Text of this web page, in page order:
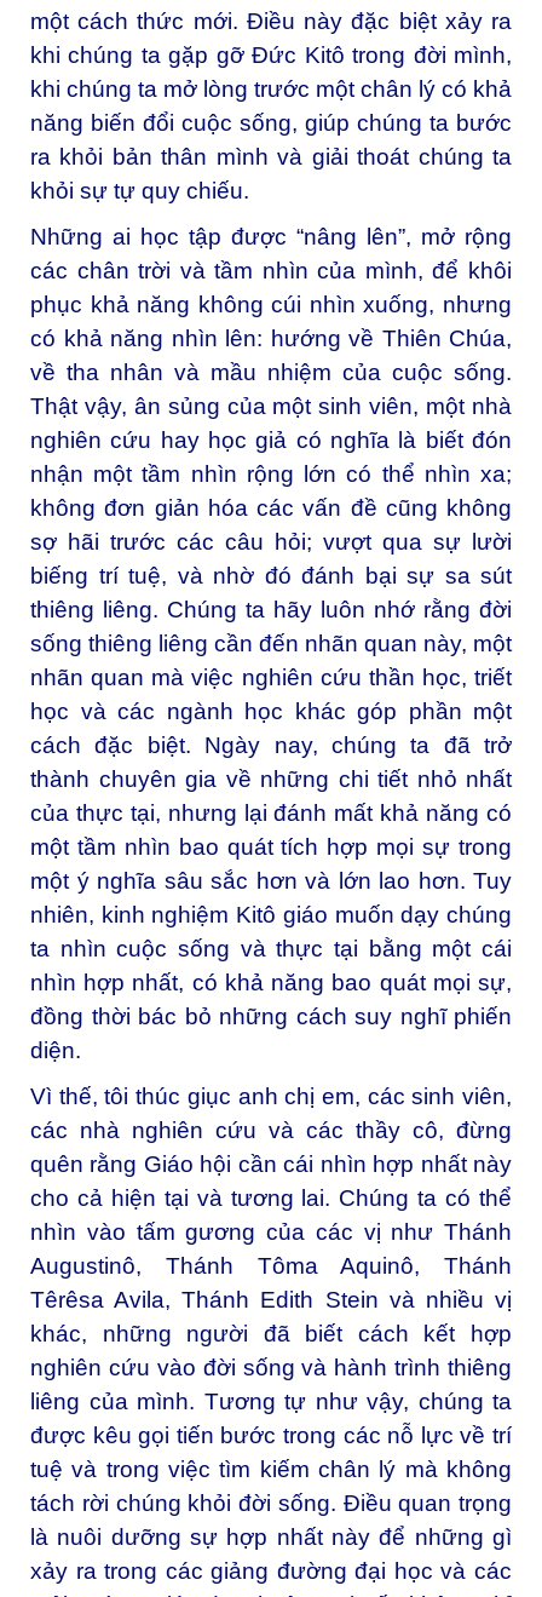
một cách thức mới. Điều này đặc biệt xảy ra
khi chúng ta gặp gỡ Đức Kitô trong đời mình,
khi chúng ta mở lòng trước một chân lý có khả
năng biến đổi cuộc sống, giúp chúng ta bước
ra khỏi bản thân mình và giải thoát chúng ta
khỏi sự tự quy chiếu.
Những ai học tập được “nâng lên”, mở rộng
các chân trời và tầm nhìn của mình, để khôi
phục khả năng không cúi nhìn xuống, nhưng
có khả năng nhìn lên: hướng về Thiên Chúa,
về tha nhân và mầu nhiệm của cuộc sống.
Thật vậy, ân sủng của một sinh viên, một nhà
nghiên cứu hay học giả có nghĩa là biết đón
nhận một tầm nhìn rộng lớn có thể nhìn xa;
không đơn giản hóa các vấn đề cũng không
sợ hãi trước các câu hỏi; vượt qua sự lười
biếng trí tuệ, và nhờ đó đánh bại sự sa sút
thiêng liêng. Chúng ta hãy luôn nhớ rằng đời
sống thiêng liêng cần đến nhãn quan này, một
nhãn quan mà việc nghiên cứu thần học, triết
học và các ngành học khác góp phần một
cách đặc biệt. Ngày nay, chúng ta đã trở
thành chuyên gia về những chi tiết nhỏ nhất
của thực tại, nhưng lại đánh mất khả năng có
một tầm nhìn bao quát tích hợp mọi sự trong
một ý nghĩa sâu sắc hơn và lớn lao hơn. Tuy
nhiên, kinh nghiệm Kitô giáo muốn dạy chúng
ta nhìn cuộc sống và thực tại bằng một cái
nhìn hợp nhất, có khả năng bao quát mọi sự,
đồng thời bác bỏ những cách suy nghĩ phiến
diện.
Vì thế, tôi thúc giục anh chị em, các sinh viên,
các nhà nghiên cứu và các thầy cô, đừng
quên rằng Giáo hội cần cái nhìn hợp nhất này
cho cả hiện tại và tương lai. Chúng ta có thể
nhìn vào tấm gương của các vị như Thánh
Augustinô, Thánh Tôma Aquinô, Thánh
Têrêsa Avila, Thánh Edith Stein và nhiều vị
khác, những người đã biết cách kết hợp
nghiên cứu vào đời sống và hành trình thiêng
liêng của mình. Tương tự như vậy, chúng ta
được kêu gọi tiến bước trong các nỗ lực về trí
tuệ và trong việc tìm kiếm chân lý mà không
tách rời chúng khỏi đời sống. Điều quan trọng
là nuôi dưỡng sự hợp nhất này để những gì
xảy ra trong các giảng đường đại học và các